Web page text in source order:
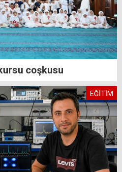
coşkusu
EĞİTİM